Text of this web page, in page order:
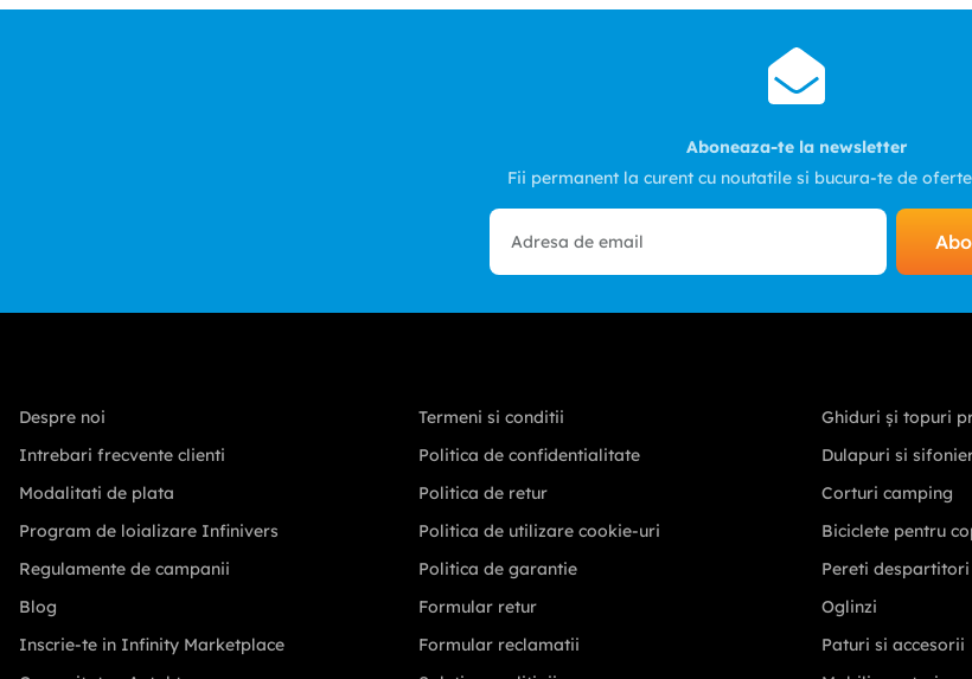
Aboneaza-te la newsletter
Fii permanent la curent cu noutatile si bucura-te de
Despre noi
Intrebari frecvente clienti
Modalitati de plata
Program de loializare Infinivers
Regulamente de campanii
Blog
Inscrie-te in Infinity Marketplace
Termeni si conditii
Politica de confidentialitate
Politica de retur
Politica de utilizare cookie-uri
Politica de garantie
Formular retur
Formular reclamatii
Ghiduri și topuri
Dulapuri si
Corturi camping
Biciclete pentru
Pereti
Oglinzi
Paturi si accesorii